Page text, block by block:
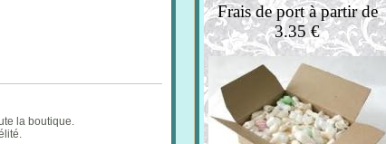
la boutique.
Frais de port à partir de
3.35 €